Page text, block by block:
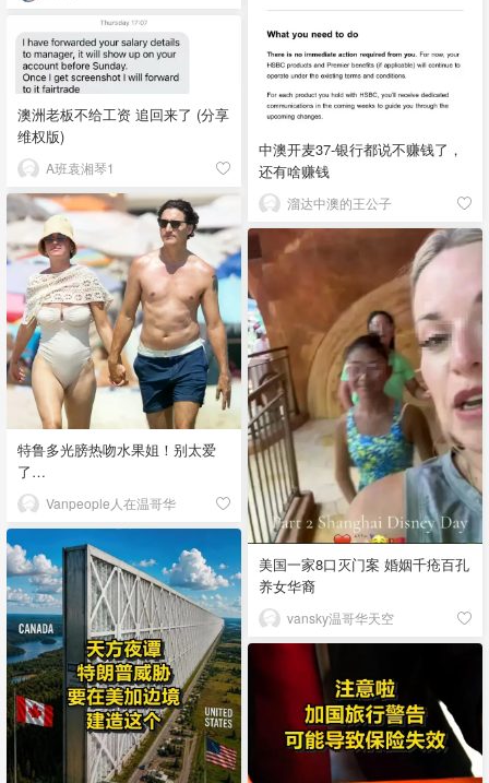
中澳开麦37-银行都说不赚钱了，
还有啥赚钱
溜达中澳的王公子
澳洲老板不给工资 追回来了 (分享
维权版)
A班袁湘琴1
特鲁多光膀热吻水果姐！别太爱
了…
Vanpeople人在温哥华
美国一家8口灭门案 婚姻千疮百孔
养女华裔
vansky温哥华天空